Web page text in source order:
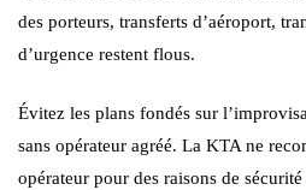
des porteurs, transferts d’aéroport,
d’urgence restent flous.
Évitez les plans fondés sur
sans opérateur agréé. La KTA ne
opérateur pour des raisons de